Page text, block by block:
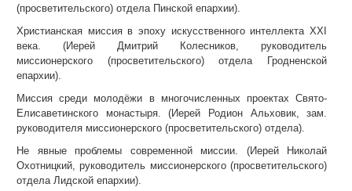
(просветительского) отдела Пинской епархии).
Христианская миссия в эпоху искусственного интеллекта ХХI
века. (Иерей Дмитрий Колесников, руководитель
миссионерского (просветительского) отдела Гродненской
епархии).
Миссия среди молодёжи в многочисленных проектах Свято-
Елисаветинского монастыря. (Иерей Родион Альховик, зам.
руководителя миссионерского (просветительского) отдела).
Не явные проблемы современной миссии. (Иерей Николай
Охотницкий, руководитель миссионерского (просветительского)
отдела Лидской епархии).